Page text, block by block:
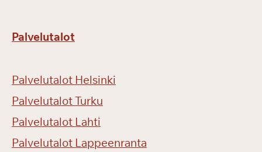
Palvelutalot
Palvelutalot Helsinki
Palvelutalot Turku
Palvelutalot Lahti
Palvelutalot Lappeenranta